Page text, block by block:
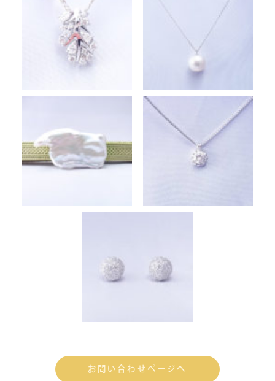
お問い合わせページへ